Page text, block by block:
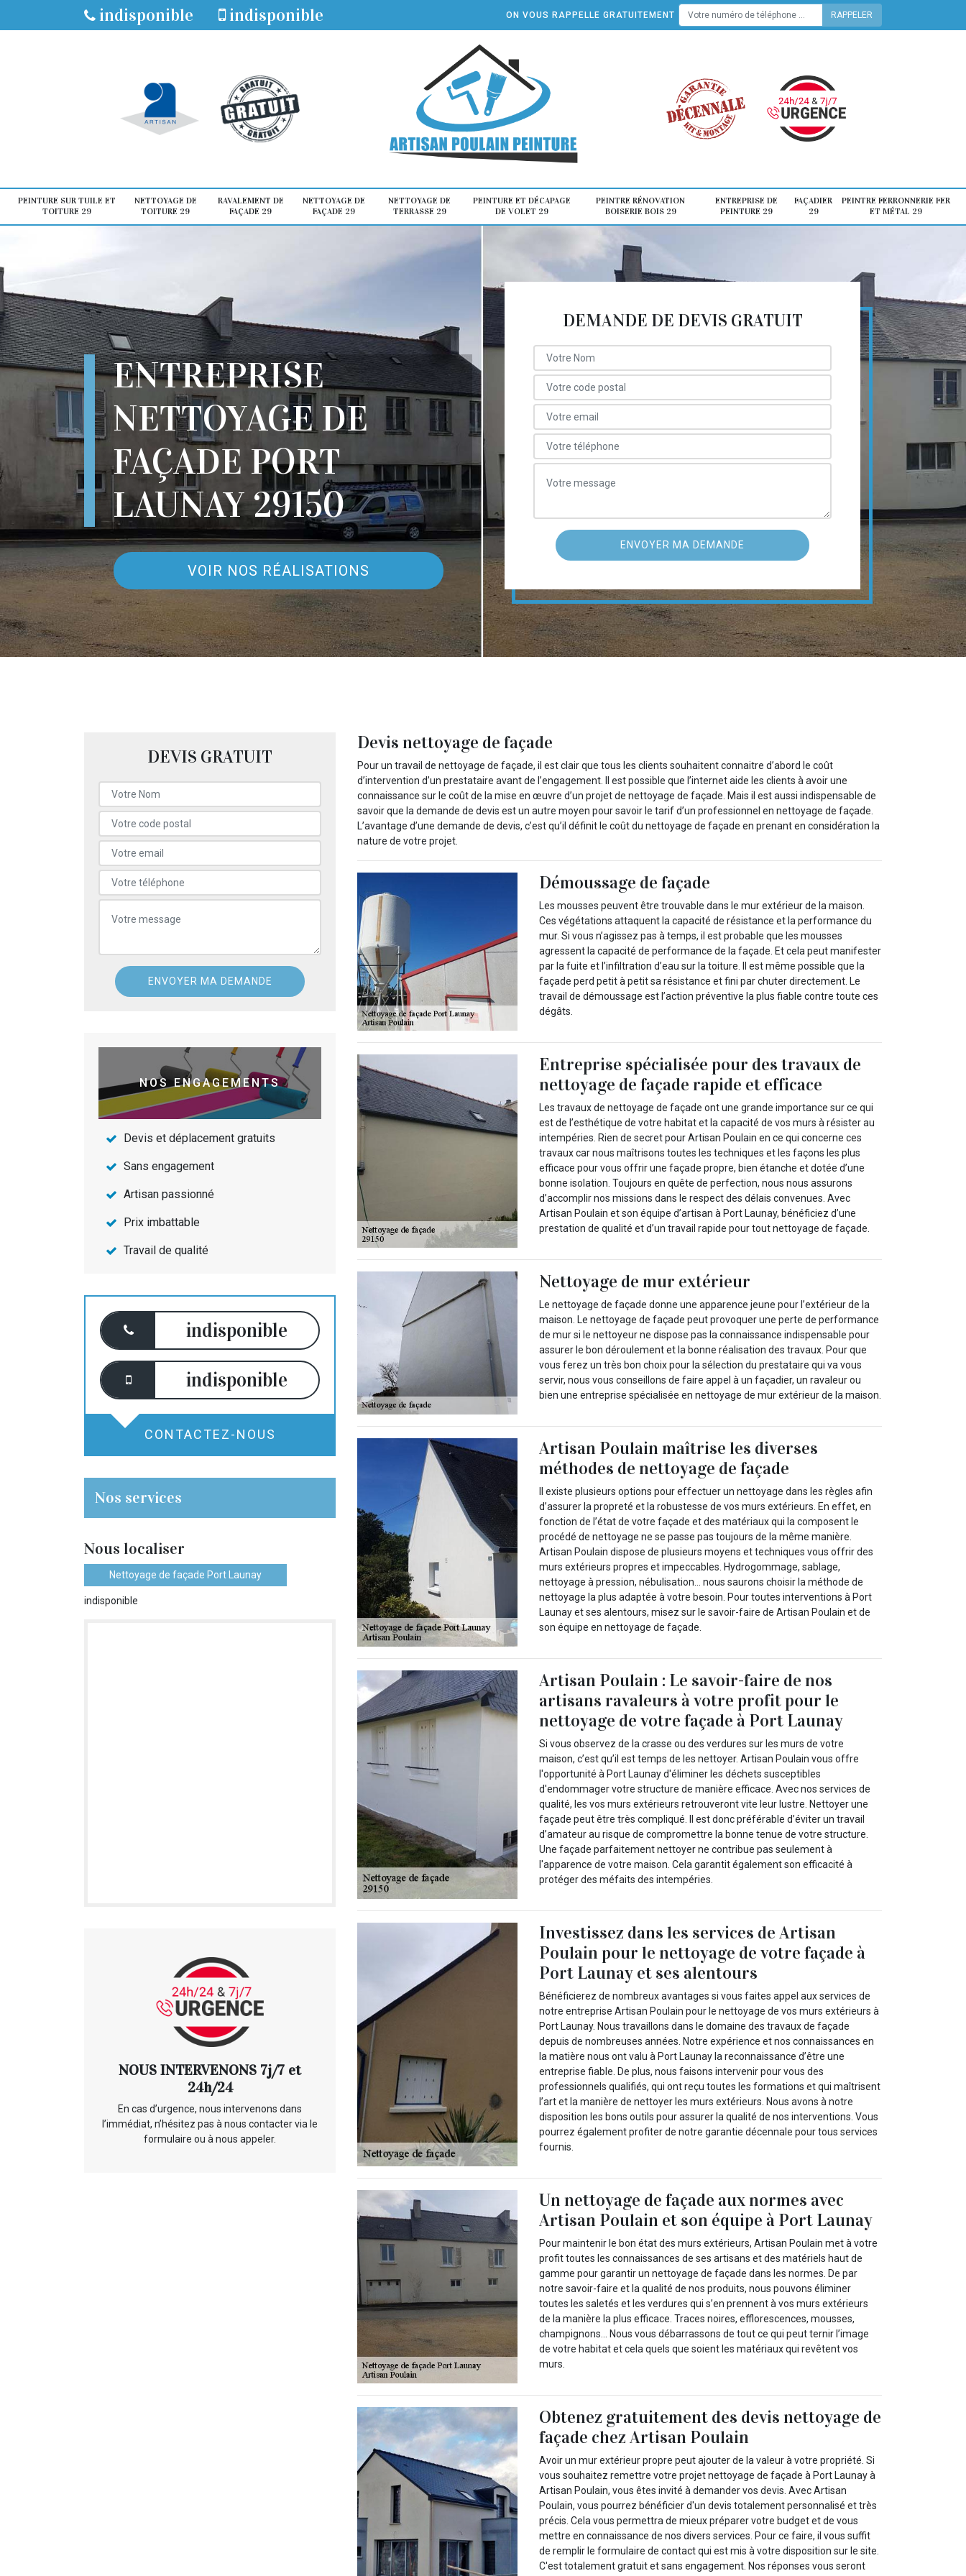
indisponible indisponible ON VOUS RAPPELLE GRATUITEMENT
PEINTURE SUR TUILE ET
TOITURE 29
NETTOYAGE DE
TOITURE 29
RAVALEMENT DE
FAÇADE 29
NETTOYAGE DE
FAÇADE 29
NETTOYAGE DE
TERRASSE 29
PEINTURE ET DÉCAPAGE
DE VOLET 29
PEINTRE RÉNOVATION
BOISERIE BOIS 29
ENTREPRISE DE
PEINTURE 29
FAÇADIER
29
PEINTRE FERRONNERIE FER
ET MÉTAL 29
ENTREPRISE
NETTOYAGE DE
FAÇADE PORT
LAUNAY 29150
VOIR NOS RÉALISATIONS
DEMANDE DE DEVIS GRATUIT
DEVIS GRATUIT
NOS ENGAGEMENTS
Devis et déplacement gratuits
Sans engagement
Artisan passionné
Prix imbattable
Travail de qualité
indisponible
indisponible
CONTACTEZ-NOUS
Nos services
Nous localiser
Nettoyage de façade Port Launay
indisponible
NOUS INTERVENONS 7j/7 et
24h/24
En cas d’urgence, nous intervenons dans
l’immédiat, n’hésitez pas à nous contacter via le
formulaire ou à nous appeler.
Devis nettoyage de façade
Pour un travail de nettoyage de façade, il est clair que tous les clients souhaitent connaitre d’abord le coût
d’intervention d’un prestataire avant de l’engagement. Il est possible que l’internet aide les clients à avoir une
connaissance sur le coût de la mise en œuvre d’un projet de nettoyage de façade. Mais il est aussi indispensable de
savoir que la demande de devis est un autre moyen pour savoir le tarif d’un professionnel en nettoyage de façade.
L’avantage d’une demande de devis, c’est qu’il définit le coût du nettoyage de façade en prenant en considération la
nature de votre projet.
Démoussage de façade
Les mousses peuvent être trouvable dans le mur extérieur de la maison.
Ces végétations attaquent la capacité de résistance et la performance du
mur. Si vous n’agissez pas à temps, il est probable que les mousses
agressent la capacité de performance de la façade. Et cela peut manifester
par la fuite et l’infiltration d’eau sur la toiture. Il est même possible que la
façade perd petit à petit sa résistance et fini par chuter directement. Le
travail de démoussage est l’action préventive la plus fiable contre toute ces
dégâts.
Entreprise spécialisée pour des travaux de
nettoyage de façade rapide et efficace
Les travaux de nettoyage de façade ont une grande importance sur ce qui
est de l’esthétique de votre habitat et la capacité de vos murs à résister au
intempéries. Rien de secret pour Artisan Poulain en ce qui concerne ces
travaux car nous maîtrisons toutes les techniques et les façons les plus
efficace pour vous offrir une façade propre, bien étanche et dotée d’une
bonne isolation. Toujours en quête de perfection, nous nous assurons
d’accomplir nos missions dans le respect des délais convenues. Avec
Artisan Poulain et son équipe d’artisan à Port Launay, bénéficiez d’une
prestation de qualité et d’un travail rapide pour tout nettoyage de façade.
Nettoyage de mur extérieur
Le nettoyage de façade donne une apparence jeune pour l’extérieur de la
maison. Le nettoyage de façade peut provoquer une perte de performance
de mur si le nettoyeur ne dispose pas la connaissance indispensable pour
assurer le bon déroulement et la bonne réalisation des travaux. Pour que
vous ferez un très bon choix pour la sélection du prestataire qui va vous
servir, nous vous conseillons de faire appel à un façadier, un ravaleur ou
bien une entreprise spécialisée en nettoyage de mur extérieur de la maison.
Artisan Poulain maîtrise les diverses
méthodes de nettoyage de façade
Il existe plusieurs options pour effectuer un nettoyage dans les règles afin
d’assurer la propreté et la robustesse de vos murs extérieurs. En effet, en
fonction de l’état de votre façade et des matériaux qui la composent le
procédé de nettoyage ne se passe pas toujours de la même manière.
Artisan Poulain dispose de plusieurs moyens et techniques vous offrir des
murs extérieurs propres et impeccables. Hydrogommage, sablage,
nettoyage à pression, nébulisation… nous saurons choisir la méthode de
nettoyage la plus adaptée à votre besoin. Pour toutes interventions à Port
Launay et ses alentours, misez sur le savoir-faire de Artisan Poulain et de
son équipe en nettoyage de façade.
Artisan Poulain : Le savoir-faire de nos
artisans ravaleurs à votre profit pour le
nettoyage de votre façade à Port Launay
Si vous observez de la crasse ou des verdures sur les murs de votre
maison, c’est qu’il est temps de les nettoyer. Artisan Poulain vous offre
l'opportunité à Port Launay d'éliminer les déchets susceptibles
d'endommager votre structure de manière efficace. Avec nos services de
qualité, les vos murs extérieurs retrouveront vite leur lustre. Nettoyer une
façade peut être très compliqué. Il est donc préférable d’éviter un travail
d’amateur au risque de compromettre la bonne tenue de votre structure.
Une façade parfaitement nettoyer ne contribue pas seulement à
l'apparence de votre maison. Cela garantit également son efficacité à
protéger des méfaits des intempéries.
Investissez dans les services de Artisan
Poulain pour le nettoyage de votre façade à
Port Launay et ses alentours
Bénéficierez de nombreux avantages si vous faites appel aux services de
notre entreprise Artisan Poulain pour le nettoyage de vos murs extérieurs à
Port Launay. Nous travaillons dans le domaine des travaux de façade
depuis de nombreuses années. Notre expérience et nos connaissances en
la matière nous ont valu à Port Launay la reconnaissance d’être une
entreprise fiable. De plus, nous faisons intervenir pour vous des
professionnels qualifiés, qui ont reçu toutes les formations et qui maîtrisent
l’art et la manière de nettoyer les murs extérieurs. Nous avons à notre
disposition les bons outils pour assurer la qualité de nos interventions. Vous
pourrez également profiter de notre garantie décennale pour tous services
fournis.
Un nettoyage de façade aux normes avec
Artisan Poulain et son équipe à Port Launay
Pour maintenir le bon état des murs extérieurs, Artisan Poulain met à votre
profit toutes les connaissances de ses artisans et des matériels haut de
gamme pour garantir un nettoyage de façade dans les normes. De par
notre savoir-faire et la qualité de nos produits, nous pouvons éliminer
toutes les saletés et les verdures qui s’en prennent à vos murs extérieurs
de la manière la plus efficace. Traces noires, efflorescences, mousses,
champignons… Nous vous débarrassons de tout ce qui peut ternir l’image
de votre habitat et cela quels que soient les matériaux qui revêtent vos
murs.
Obtenez gratuitement des devis nettoyage de
façade chez Artisan Poulain
Avoir un mur extérieur propre peut ajouter de la valeur à votre propriété. Si
vous souhaitez remettre votre projet nettoyage de façade à Port Launay à
Artisan Poulain, vous êtes invité à demander vos devis. Avec Artisan
Poulain, vous pourrez bénéficier d'un devis totalement personnalisé et très
précis. Cela vous permettra de mieux préparer votre budget et de vous
mettre en connaissance de nos divers services. Pour ce faire, il vous suffit
de remplir le formulaire de contact qui est mis à votre disposition sur le site.
C'est totalement gratuit et sans engagement. Nos réponses vous seront